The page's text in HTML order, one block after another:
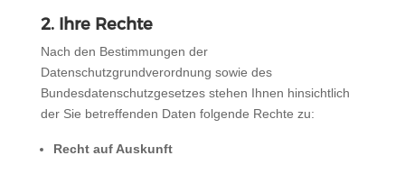
2. Ihre Rechte
Nach den Bestimmungen der
Datenschutzgrundverordnung sowie des
Bundesdatenschutzgesetzes stehen Ihnen hinsichtlich
der Sie betreffenden Daten folgende Rechte zu:
Recht auf Auskunft